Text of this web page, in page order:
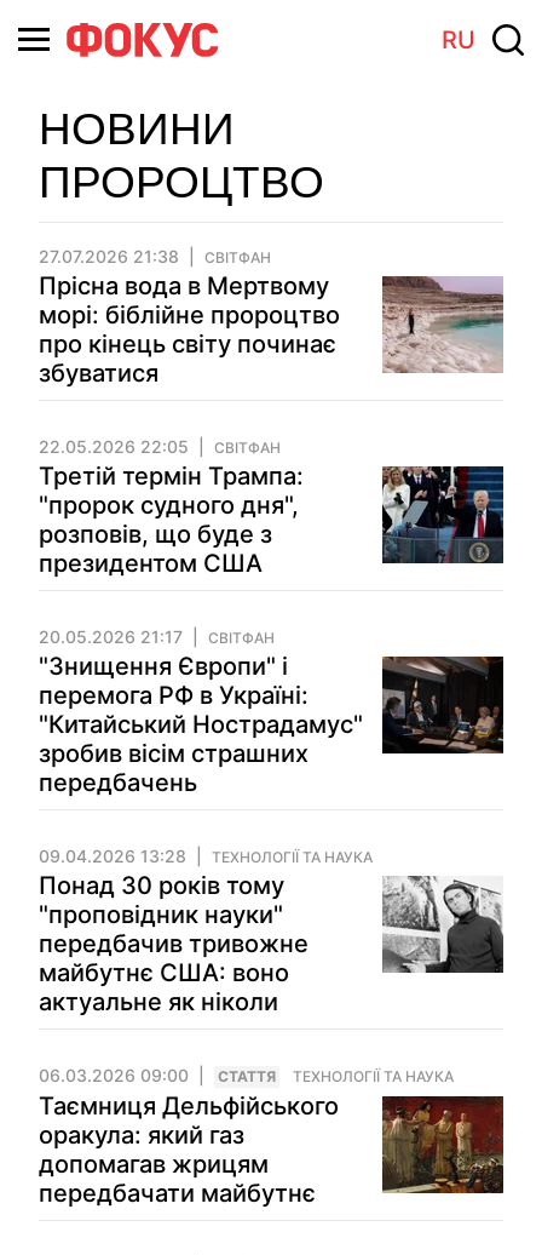
RU
НОВИНИ
ПРОРОЦТВО
27.07.2026 21:38 СВІТФАН
Прісна вода в Мертвому
морі: біблійне пророцтво
про кінець світу починає
збуватися
22.05.2026 22:05 СВІТФАН
Третій термін Трампа:
"пророк судного дня",
розповів, що буде з
президентом США
20.05.2026 21:17 СВІТФАН
"Знищення Європи" і
перемога РФ в Україні:
"Китайський Нострадамус"
зробив вісім страшних
передбачень
09.04.2026 13:28 ТЕХНОЛОГІЇ ТА НАУКА
Понад 30 років тому
"проповідник науки"
передбачив тривожне
майбутнє США: воно
актуальне як ніколи
06.03.2026 09:00 СТАТТЯ ТЕХНОЛОГІЇ ТА НАУКА
Таємниця Дельфійського
оракула: який газ
допомагав жрицям
передбачати майбутнє